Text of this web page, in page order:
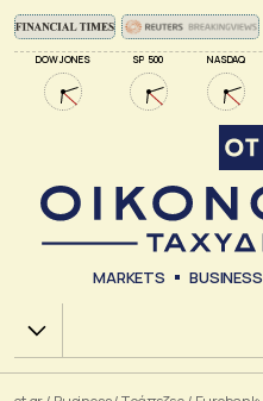
DOW JONES SP 500 NASDAQ
MARKETS BUSINESS
Χ.Α.